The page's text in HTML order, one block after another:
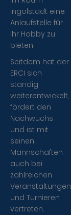
Ingolstadt eine
Anlaufstelle für
ihr Hobby zu
bieten.
Seitdem hat der
ERCI sich
ständig
weiterentwickelt,
fördert den
Nachwuchs
und ist mit
seinen
Mannschaften
auch bei
zahlreichen
Veranstaltungen
und Turnieren
vertreten.